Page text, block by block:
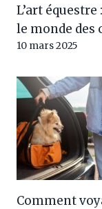
L’art
le monde des
10 mars 2025
Comment